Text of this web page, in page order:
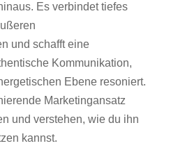
Es verbindet tiefes
und schafft eine
Kommunikation,
Ebene resoniert.
Marketingansatz
und verstehen, wie du ihn
kannst.